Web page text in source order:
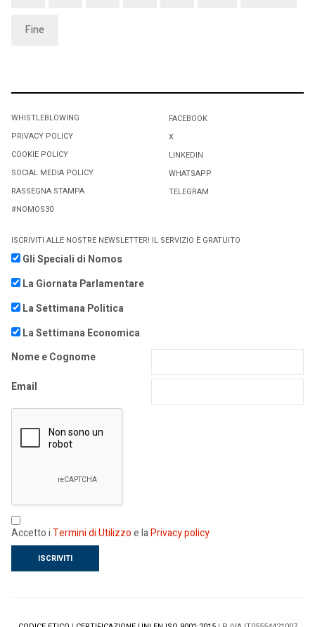
Fine
WHISTLEBLOWING
PRIVACY POLICY
COOKIE POLICY
SOCIAL MEDIA POLICY
RASSEGNA STAMPA
#NOMOS30
FACEBOOK
X
LINKEDIN
WHATSAPP
TELEGRAM
ISCRIVITI ALLE NOSTRE NEWSLETTER! IL SERVIZIO È GRATUITO
Gli Speciali di Nomos
La Giornata Parlamentare
La Settimana Politica
La Settimana Economica
Nome e Cognome
Email
Accetto iTermini di Utilizzoe laPrivacy policy